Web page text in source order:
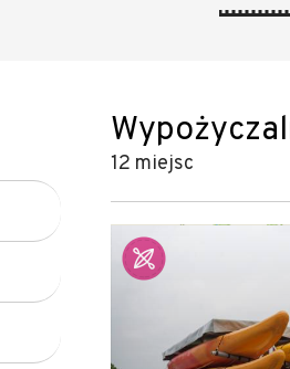
12 miejsc
+
−